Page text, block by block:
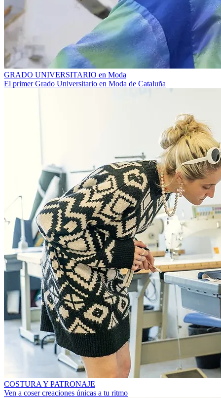
GRADO UNIVERSITARIO en Moda
El primer Grado Universitario en Moda de Cataluña
COSTURA Y PATRONAJE
Ven a coser creaciones únicas a tu ritmo